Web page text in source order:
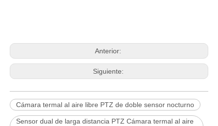
Anterior:
Siguiente:
Cámara termal al aire libre PTZ de doble sensor nocturno
Sensor dual de larga distancia PTZ Cámara termal al aire